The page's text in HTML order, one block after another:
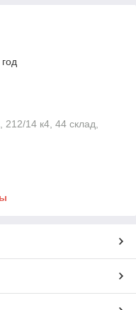
14 к4, 44 склад,